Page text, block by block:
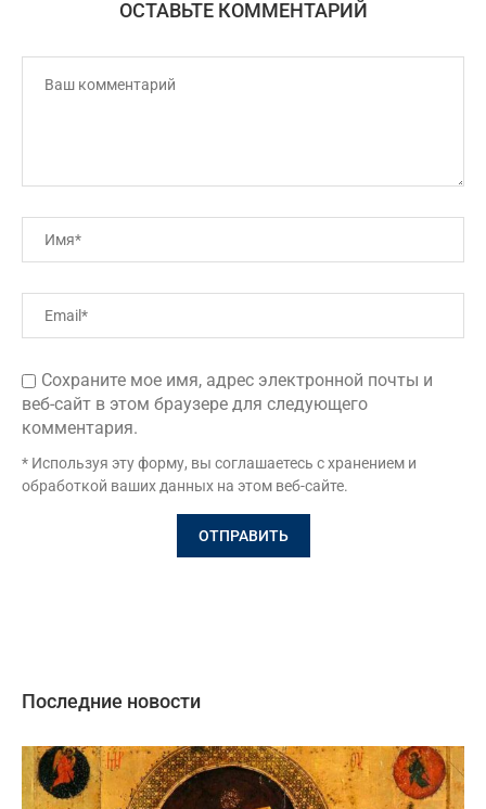
ОСТАВЬТЕ КОММЕНТАРИЙ
Сохраните мое имя, адрес электронной почты и
веб-сайт в этом браузере для следующего
комментария.
* Используя эту форму, вы соглашаетесь с хранением и
обработкой ваших данных на этом веб-сайте.
Последние новости